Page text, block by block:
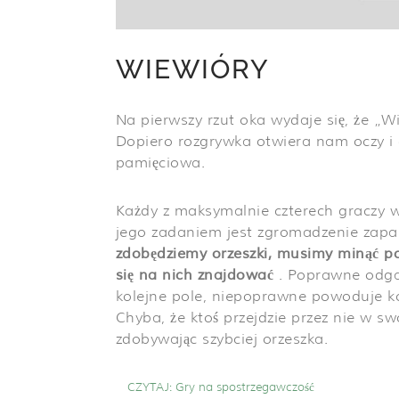
WIEWIÓRY
Na pierwszy rzut oka wydaje się, że
Dopiero rozgrywka otwiera nam oczy
pamięciowa.
Każdy z maksymalnie czterech graczy
jego zadaniem jest zgromadzenie
zdobędziemy orzeszki, musimy minąć
się na nich znajdować . Poprawne
kolejne pole, niepoprawne powoduje
Chyba, że ktoś przejdzie przez nie w
zdobywając szybciej orzeszka.
CZYTAJ: Gry na spostrzegawczość